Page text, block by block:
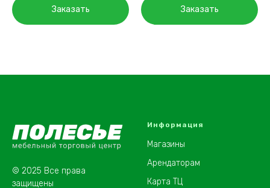
Заказать Заказать
© 2025 Все права
защищены
Информация
Магазины
Арендаторам
Карта ТЦ